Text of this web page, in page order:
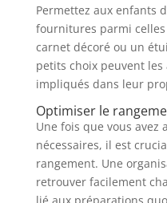
Permettez aux enfants
fournitures parmi
carnet décoré ou un
petits choix peuvent
impliqués dans leur
Optimiser le
Une fois que vous
nécessaires, il est
rangement. Une
retrouver facilement